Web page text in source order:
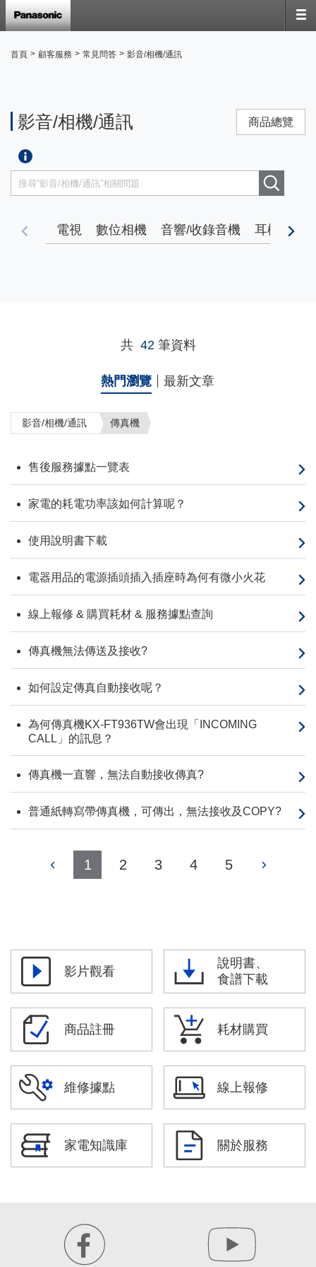
首頁 > 顧客服務 > 常見問答 > 影音/相機/通訊
影音/相機/通訊 商品總覽
電視 數位相機 音響/收錄音機 耳機 影
共 42 筆資料
熱門瀏覽 最新文章
影音/相機/通訊 傳真機
售後服務據點一覽表
家電的耗電功率該如何計算呢？
使用說明書下載
電器用品的電源插頭插入插座時為何有微小火花
線上報修 & 購買耗材 & 服務據點查詢
傳真機無法傳送及接收?
如何設定傳真自動接收呢？
為何傳真機KX-FT936TW會出現「INCOMING
CALL」的訊息？
傳真機一直響，無法自動接收傳真?
普通紙轉寫帶傳真機，可傳出，無法接收及COPY?
1 2 3 4 5
影片觀看
說明書、
食譜下載
商品註冊 耗材購買
維修據點 線上報修
家電知識庫 關於服務